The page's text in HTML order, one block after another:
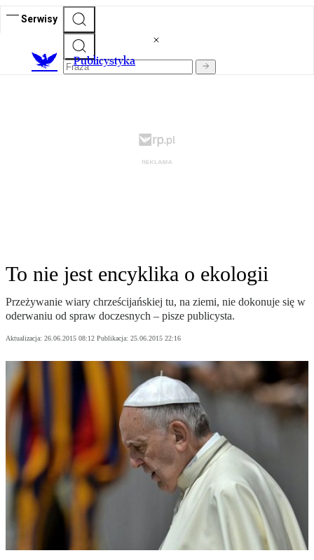
Serwisy
Publicystyka
To nie jest encyklika o ekologii
Przeżywanie wiary chrześcijańskiej tu, na ziemi, nie dokonuje się w
oderwaniu od spraw doczesnych – pisze publicysta.
Aktualizacja: 26.06.2015 08:12 Publikacja: 25.06.2015 22:16